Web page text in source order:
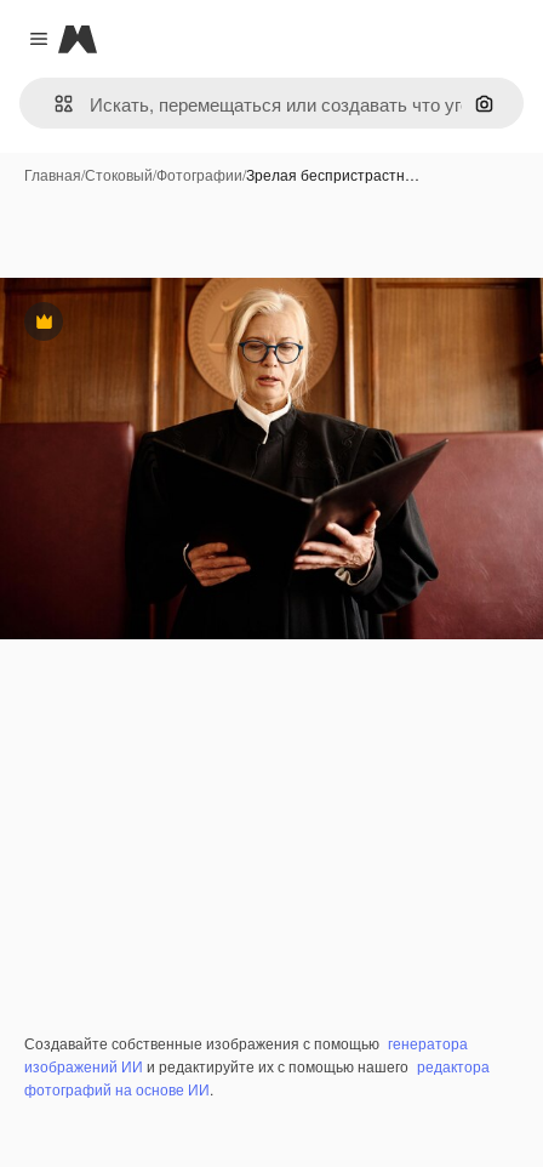
Close menu
Magnific
Поиск
Главная/Стоковый/Фотографии/Зрелая беспристрастн…
Премиум
Создавайте собственные изображения с помощью генератора
изображений ИИ и редактируйте их с помощью нашего редактора
фотографий на основе ИИ.